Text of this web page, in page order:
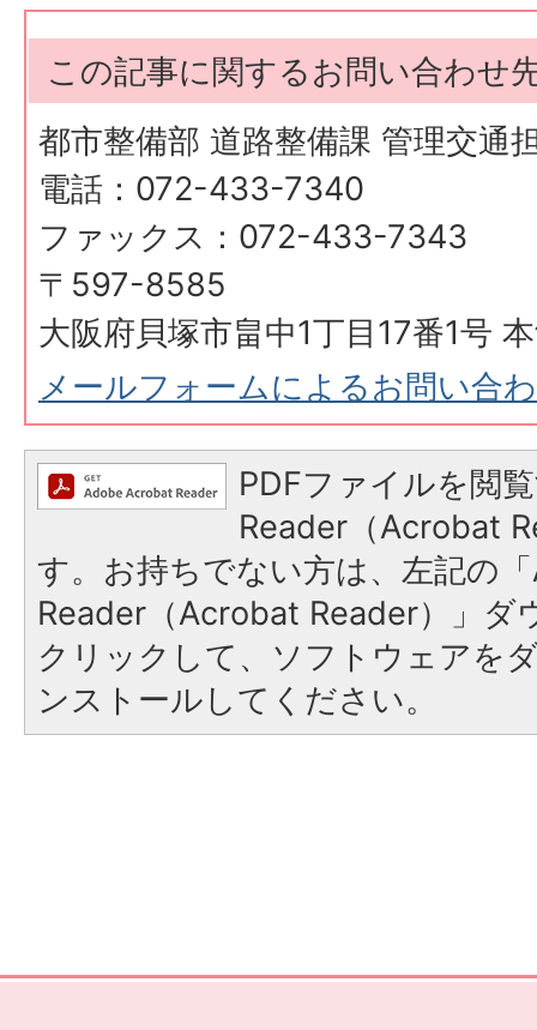
この記事に関するお問い合わせ
都市整備部 道路整備課 管理交通
電話：072-433-7340
ファックス：072-433-7343
〒597-8585
大阪府貝塚市畠中1丁目17番1号
メールフォームによるお問い合
PDFファイルを閲
Reader（Acrobat
す。お持ちでない方は、左記の
Reader（Acrobat Reader）」ダ
クリックして、ソフトウェアを
ンストールしてください。